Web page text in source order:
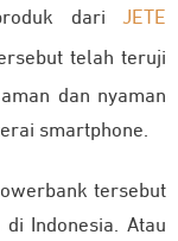
dari JETE
telah teruji
dan nyaman
smartphone.
tersebut
Indonesia. Atau